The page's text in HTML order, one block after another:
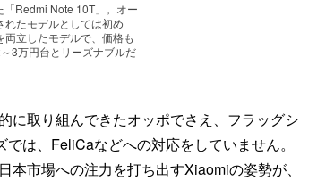
Redmi Note 10T」。オー
れたモデルとしては初め
立したモデルで、価格も
3万円台とリーズナブルだ
に取り組んできたオッポでさえ、フラッグシ
は、FeliCaなどへの対応をしていません。
市場への注力を打ち出すXiaomiの姿勢が、